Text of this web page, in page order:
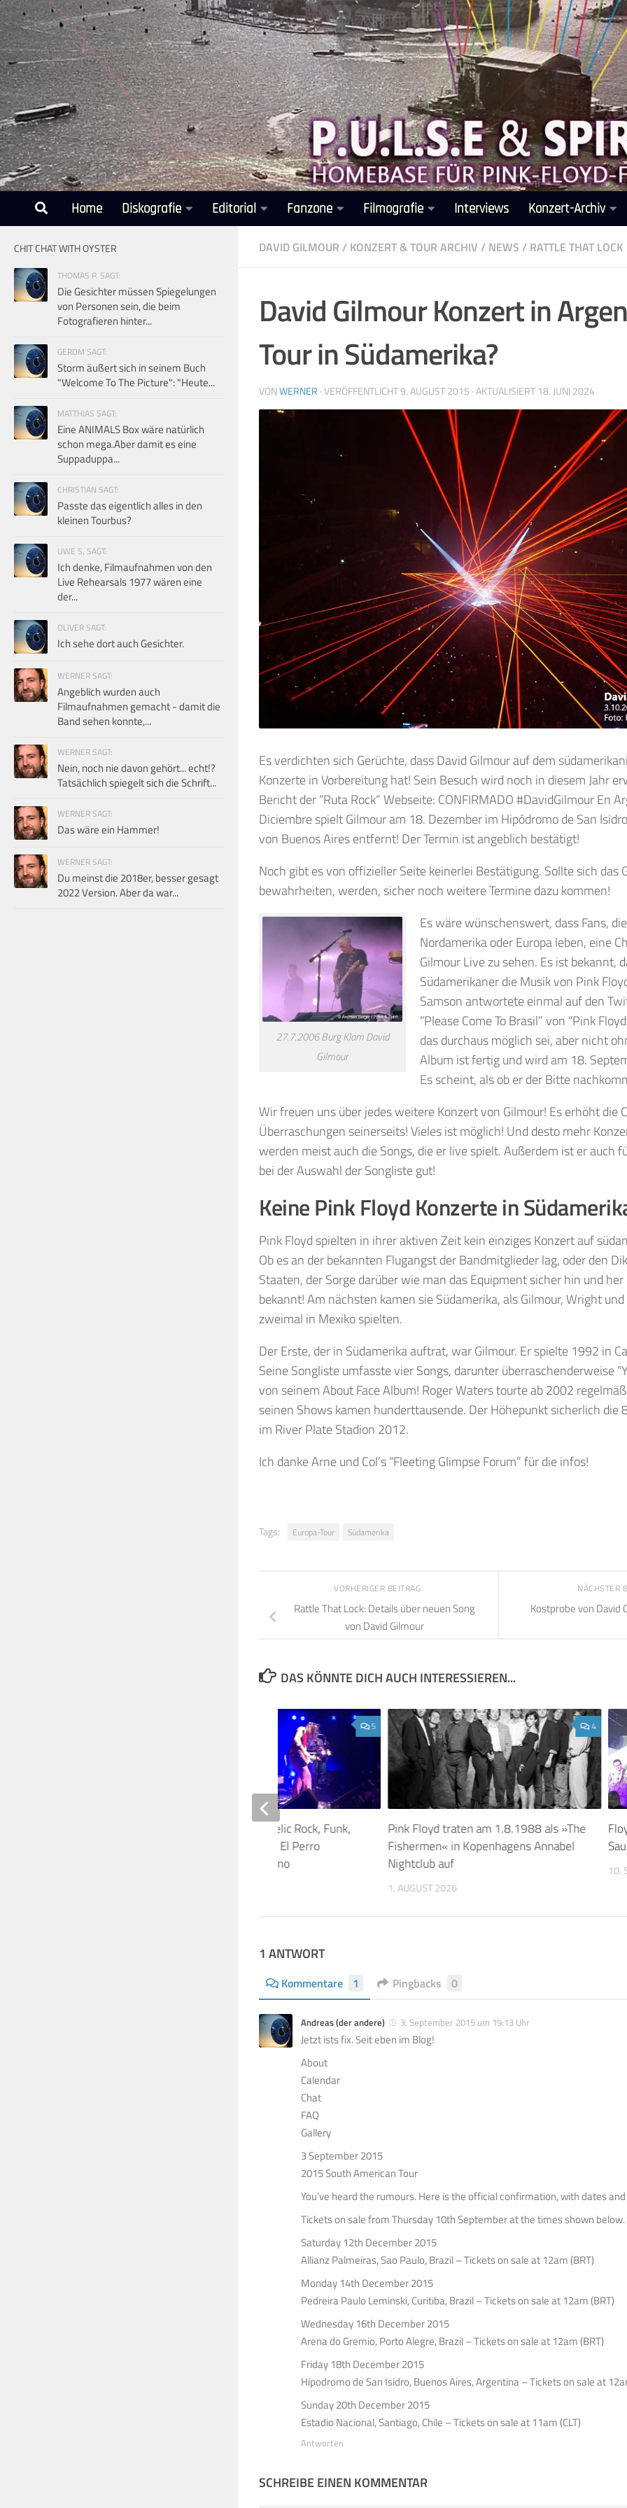
Unter dem Inhalt
Home Diskografie Editorial Fanzone Filmografie Interviews Konzert-Archiv
DAVID GILMOUR / KONZERT & TOUR ARCHIV / NEWS / RATTLE THAT LOCK
David Gilmour Konzert in
Tour in Südamerika?
VONWERNER · VERÖFFENTLICHT9. AUGUST 2015 · AKTUALISIERT 18. JUNI 2024
Es verdichten sich Gerüchte, dass David Gilmour auf dem
Konzerte in Vorbereitung hat! Sein Besuch wird noch in diesem Jahr
Bericht der “Ruta Rock” Webseite: CONFIRMADO #DavidGilmour En
Diciembre spielt Gilmour am 18. Dezember im Hipódromo de San
von Buenos Aires entfernt! Der Termin ist angeblich bestätigt!
Noch gibt es von offizieller Seite keinerlei Bestätigung. Sollte sich das
bewahrheiten, werden, sicher noch weitere Termine dazu kommen!
27.7.2006 Burg Klam David
Gilmour
Es wäre wünschenswert, dass Fans,
Nordamerika oder Europa leben, eine
Gilmour Live zu sehen. Es ist bekannt,
Südamerikaner die Musik von Pink
Samson antwortete einmal auf den
“Please Come To Brasil” von “Pink
das durchaus möglich sei, aber nicht
Album ist fertig und wird am 18.
Es scheint, als ob er der Bitte
Wir freuen uns über jedes weitere Konzert von Gilmour! Es erhöht die
Überraschungen seinerseits! Vieles ist möglich! Und desto mehr
werden meist auch die Songs, die er live spielt. Außerdem ist er auch
bei der Auswahl der Songliste gut!
Keine Pink Floyd Konzerte in
Pink Floyd spielten in ihrer aktiven Zeit kein einziges Konzert auf
Ob es an der bekannten Flugangst der Bandmitglieder lag, oder den
Staaten, der Sorge darüber wie man das Equipment sicher hin und
bekannt! Am nächsten kamen sie Südamerika, als Gilmour, Wright
zweimal in Mexiko spielten.
Der Erste, der in Südamerika auftrat, war Gilmour. Er spielte 1992 in
Seine Songliste umfasste vier Songs, darunter überraschenderweise
von seinem About Face Album! Roger Waters tourte ab 2002
seinen Shows kamen hunderttausende. Der Höhepunkt sicherlich die
im River Plate Stadion 2012.
Ich danke Arne und Col’s “Fleeting Glimpse Forum” für die infos!
Tags: Europa-Tour Südamerika
NÄCHSTER
Kostprobe von David
VORHERIGER BEITRAG
Rattle That Lock: Details über neuen Song
von David Gilmour
DAS KÖNNTE DICH AUCH INTERESSIEREN...
4
Pink Floyd traten am 1.8.1988 als »The
Fishermen« in Kopenhagens Annabel
Nightclub auf
1. AUGUST 2026
10.
5
Explosion of Psychedelic Rock, Funk,
Groove & Latin Music: El Perro
2.6.2023 Ebensee, Kino
1 ANTWORT
Kommentare 1 Pingbacks 0
Andreas (der andere) 3. September 2015 um 19:13 Uhr
Jetzt ists fix. Seit eben im Blog!
About
Calendar
Chat
FAQ
Gallery
3 September 2015
2015 South American Tour
You’ve heard the rumours. Here is the official confirmation, with dates
Tickets on sale from Thursday 10th September at the times shown below.
Saturday 12th December 2015
Allianz Palmeiras, Sao Paulo, Brazil – Tickets on sale at 12am (BRT)
Monday 14th December 2015
Pedreira Paulo Leminski, Curitiba, Brazil – Tickets on sale at 12am (BRT)
Wednesday 16th December 2015
Arena do Gremio, Porto Alegre, Brazil – Tickets on sale at 12am (BRT)
Friday 18th December 2015
Hipodromo de San Isidro, Buenos Aires, Argentina – Tickets on sale at
Sunday 20th December 2015
Estadio Nacional, Santiago, Chile – Tickets on sale at 11am (CLT)
Antworten
SCHREIBE EINEN KOMMENTAR
CHIT CHAT WITH OYSTER
THOMAS P. SAGT:
Die Gesichter müssen Spiegelungen
von Personen sein, die beim
Fotografieren hinter...
GERDM SAGT:
Storm äußert sich in seinem Buch
"Welcome To The Picture": "Heute...
MATTHIAS SAGT:
Eine ANIMALS Box wäre natürlich
schon mega.Aber damit es eine
Suppaduppa...
CHRISTIAN SAGT:
Passte das eigentlich alles in den
kleinen Tourbus?
UWE S. SAGT:
Ich denke, Filmaufnahmen von den
Live Rehearsals 1977 wären eine
der...
OLIVER SAGT:
Ich sehe dort auch Gesichter.
WERNER SAGT:
Angeblich wurden auch
Filmaufnahmen gemacht - damit die
Band sehen konnte,...
WERNER SAGT:
Nein, noch nie davon gehört... echt!?
Tatsächlich spiegelt sich die Schrift...
WERNER SAGT:
Das wäre ein Hammer!
WERNER SAGT:
Du meinst die 2018er, besser gesagt
2022 Version. Aber da war...